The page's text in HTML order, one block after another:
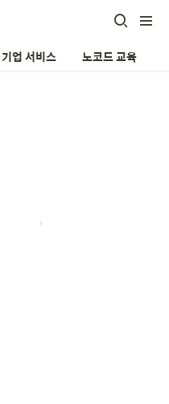
기업 서비스 노코드 교육